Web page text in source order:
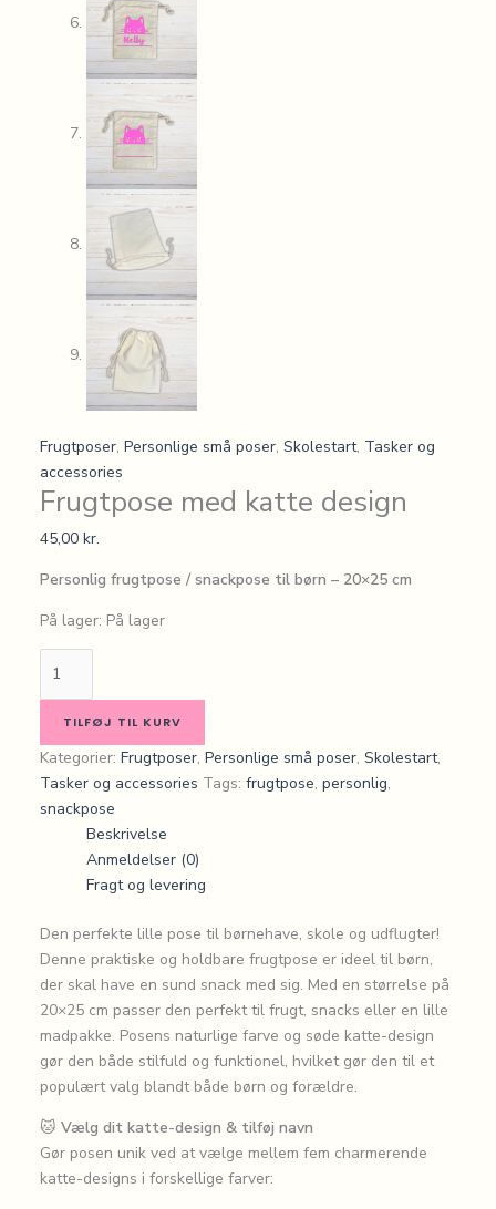
Frugtposer, Personlige små poser, Skolestart, Tasker og
accessories
Frugtpose med katte design
45,00 kr.
Personlig frugtpose / snackpose til børn – 20×25 cm
På lager: På lager
TILFØJ TIL KURV
Kategorier: Frugtposer, Personlige små poser, Skolestart,
Tasker og accessories Tags: frugtpose, personlig,
snackpose
Beskrivelse
Anmeldelser (0)
Fragt og levering
Den perfekte lille pose til børnehave, skole og udflugter!
Denne praktiske og holdbare frugtpose er ideel til børn,
der skal have en sund snack med sig. Med en størrelse på
20×25 cm passer den perfekt til frugt, snacks eller en lille
madpakke. Posens naturlige farve og søde katte-design
gør den både stilfuld og funktionel, hvilket gør den til et
populært valg blandt både børn og forældre.
🐱 Vælg dit katte-design & tilføj navn
Gør posen unik ved at vælge mellem fem charmerende
katte-designs i forskellige farver: